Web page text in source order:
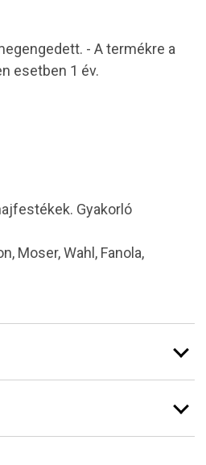
- A termékre a
esetben 1 év.
Gyakorló
Moser, Wahl, Fanola,